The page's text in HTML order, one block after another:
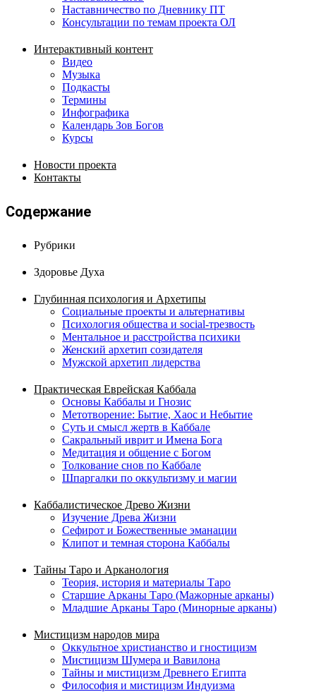
Наставничество по Дневнику ПТ
Консультации по темам проекта ОЛ
Интерактивный контент
Видео
Музыка
Подкасты
Термины
Инфографика
Календарь Зов Богов
Курсы
Новости проекта
Контакты
Содержание
Рубрики
Здоровье Духа
Глубинная психология и Архетипы
Социальные проекты и альтернативы
Психология общества и social-трезвость
Ментальное и расстройства психики
Женский архетип созидателя
Мужской архетип лидерства
Практическая Еврейская Каббала
Основы Каббалы и Гнозис
Метотворение: Бытие, Хаос и Небытие
Суть и смысл жертв в Каббале
Сакральный иврит и Имена Бога
Медитация и общение с Богом
Толкование снов по Каббале
Шпаргалки по оккультизму и магии
Каббалистическое Древо Жизни
Изучение Древа Жизни
Сефирот и Божественные эманации
Клипот и темная сторона Каббалы
Тайны Таро и Арканология
Теория, история и материалы Таро
Старшие Арканы Таро (Мажорные арканы)
Младшие Арканы Таро (Минорные арканы)
Мистицизм народов мира
Оккультное христианство и гностицизм
Мистицизм Шумера и Вавилона
Тайны и мистицизм Древнего Египта
Философия и мистицизм Индуизма